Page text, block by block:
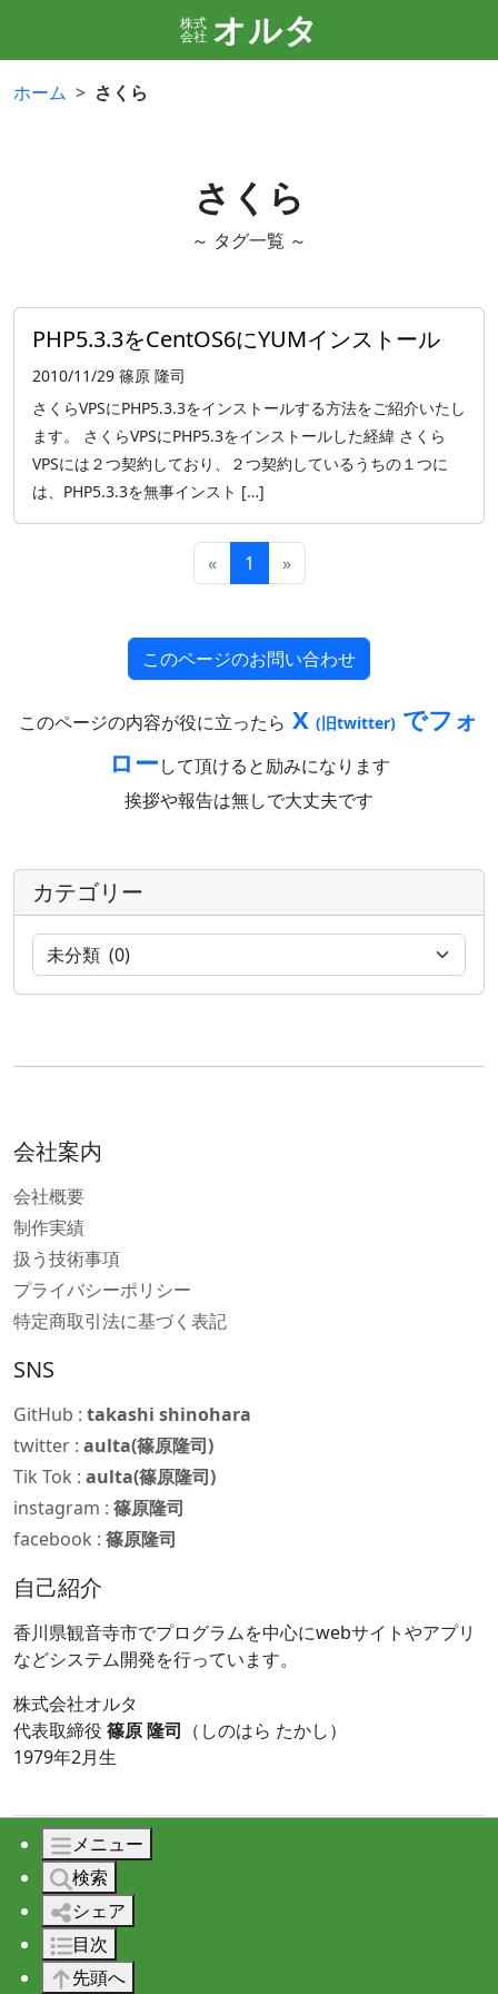
株式
会社 オルタ
ホーム さくら
さくら
～ タグ一覧 ～
PHP5.3.3をCentOS6にYUMインストール
2010/11/29 篠原 隆司
さくらVPSにPHP5.3.3をインストールする方法をご紹介いたし
ます。 さくらVPSにPHP5.3をインストールした経緯 さくら
VPSには２つ契約しており、２つ契約しているうちの１つに
は、PHP5.3.3を無事インスト […]
« 1 »
このページのお問い合わせ
このページの内容が役に立ったら X (旧twitter) でフォ
ローして頂けると励みになります
挨拶や報告は無しで大丈夫です
カテゴリー
会社案内
会社概要
制作実績
扱う技術事項
プライバシーポリシー
特定商取引法に基づく表記
SNS
GitHub : takashi shinohara
twitter : aulta(篠原隆司)
Tik Tok : aulta(篠原隆司)
instagram : 篠原隆司
facebook : 篠原隆司
自己紹介
香川県観音寺市でプログラムを中心にwebサイトやアプリ
などシステム開発を行っています。
株式会社オルタ
代表取締役 篠原 隆司 （しのはら たかし）
1979年2月生
© 2026 株式会社オルタ All rights reserved.
メニュー
検索
シェア
目次
先頭へ